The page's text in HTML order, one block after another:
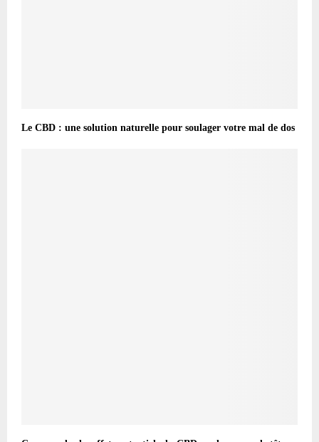
Le CBD : une solution naturelle pour soulager votre mal de dos